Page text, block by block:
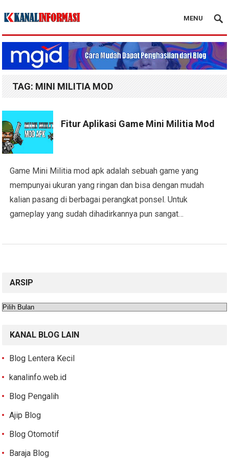
Blog Kanal Info
MENU
TAG: MINI MILITIA MOD
Fitur Aplikasi Game Mini Militia Mod
Game Mini Militia mod apk adalah sebuah game yang
mempunyai ukuran yang ringan dan bisa dengan mudah
kalian pasang di berbagai perangkat ponsel. Untuk
gameplay yang sudah dihadirkannya pun sangat…
ARSIP
Arsip
KANAL BLOG LAIN
Blog Lentera Kecil
kanalinfo.web.id
Blog Pengalih
Ajip Blog
Blog Otomotif
Baraja Blog